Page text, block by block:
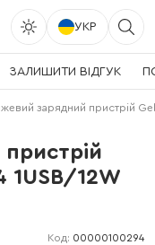
УКР
ЗАЛИШИТИ ВІДГУК
зарядний пристрій
1USB/12W
Код: 00000100294